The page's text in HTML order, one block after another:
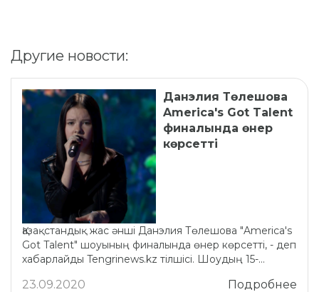
Другие новости:
Данэлия Төлешова
America's Got Talent
финалында өнер
көрсетті
Қазақстандық жас әнші Данэлия Төлешова "America's
Got Talent" шоуының финалында өнер көрсетті, - деп
хабарлайды Tengrinews.kz тілшісі. Шоудың 15-...
Подробнее
23.09.2020